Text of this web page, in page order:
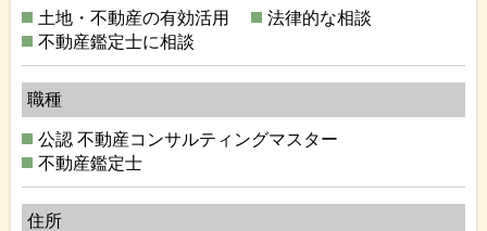
土地・不動産の有効活用
法律的な相談
不動産鑑定士に相談
職種
公認 不動産コンサルティングマスター
不動産鑑定士
住所